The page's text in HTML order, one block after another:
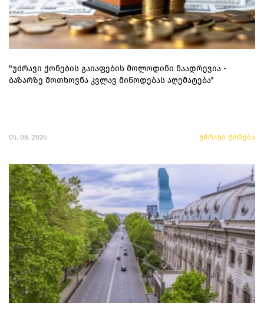
"უძრავი ქონების გაიაფების მოლოდინი ნაადრევია -
ბაზარზე მოთხოვნა კვლავ მიწოდებას აღემატება"
05. 08. 2026 უძრავი ქონება